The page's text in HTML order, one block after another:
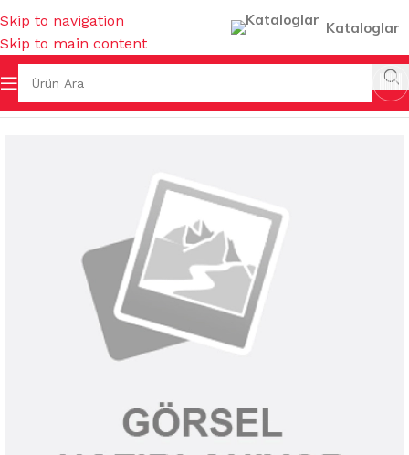
Skip to navigation
Skip to main content
Kataloglar
Ana Sayfa